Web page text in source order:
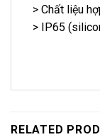
> Chất liệu
> IP65
RELATED